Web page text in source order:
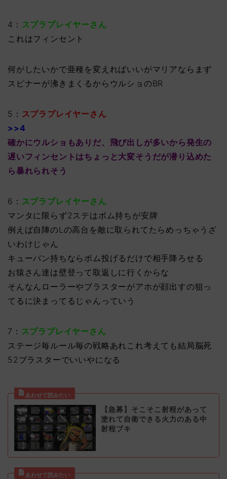
4： スプラプレイヤーさん
これはフィンセント
何がしたいかで亜種を変えればいいがマリアならまず
スピナーが沸きまくるからウルショのBR
5： スプラプレイヤーさん
>>4
確かにウルショもありだ、飛び出しが多いから発生の
遅いフィンセントはちょっと大変そうだが潜り込めた
ら暴れられそう
6： スプラプレイヤーさん
マンタに限らず2ステはボム持ちが安牌
例えば自陣のLの高台を敵に取られてたらめっちゃうざ
いわけじゃん
キューバン持ちならボム投げるだけで相手降ろせる
お猿さん達は壁登って取返しに行くからな
そんなんローラーやブラスターがアホが顔出すの狙っ
てるに決まってるじゃんっていう
7： スプラプレイヤーさん
ステージ毎ルール毎の戦略あれこれ考えても結局脳死
52ブラスターでいいやになる
【急募】そこそこ射程があって
塗れて自衛できる火力のある中
射程ブキ